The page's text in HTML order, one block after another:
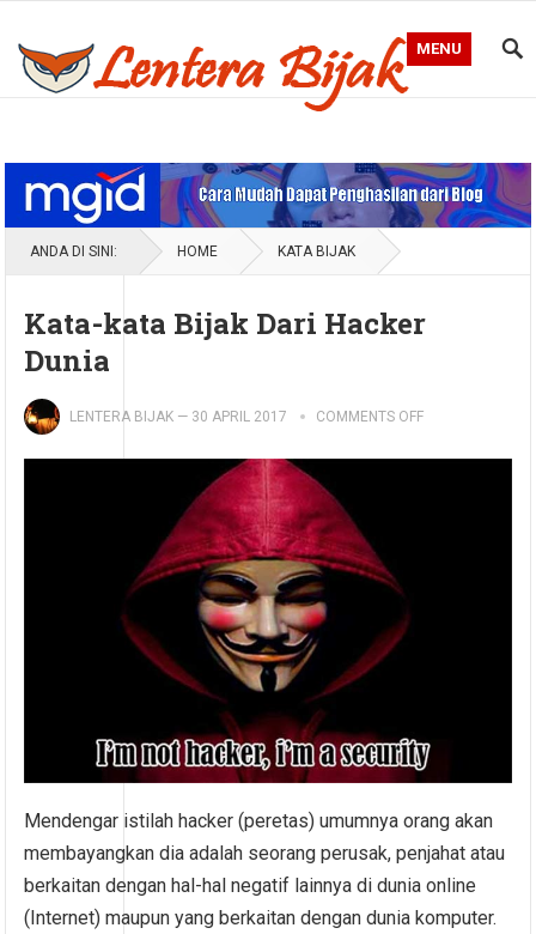
MENU
ANDA DI SINI: HOME KATA BIJAK
Kata-kata Bijak Dari Hacker
Dunia
LENTERA BIJAK — 30 APRIL 2017 COMMENTS OFF
Mendengar istilah hacker (peretas) umumnya orang akan
membayangkan dia adalah seorang perusak, penjahat atau
berkaitan dengan hal-hal negatif lainnya di dunia online
(Internet) maupun yang berkaitan dengan dunia komputer.